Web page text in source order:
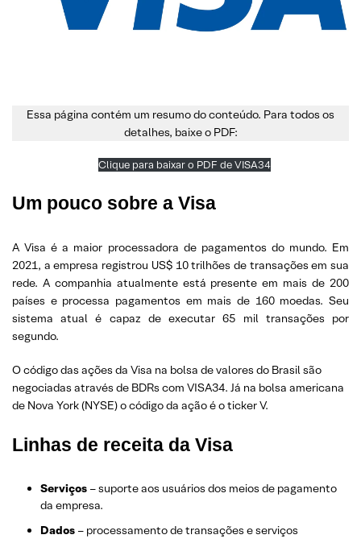
Essa página contém um resumo do conteúdo. Para todos os
detalhes, baixe o PDF:
Clique para baixar o PDF de VISA34
Um pouco sobre a Visa
A Visa é a maior processadora de pagamentos do mundo. Em
2021, a empresa registrou US$ 10 trilhões de transações em sua
rede. A companhia atualmente está presente em mais de 200
países e processa pagamentos em mais de 160 moedas. Seu
sistema atual é capaz de executar 65 mil transações por
segundo.
O código das ações da Visa na bolsa de valores do Brasil são
negociadas através de BDRs com VISA34. Já na bolsa americana
de Nova York (NYSE) o código da ação é o ticker V.
Linhas de receita da Visa
Serviços – suporte aos usuários dos meios de pagamento
da empresa.
Dados – processamento de transações e serviços